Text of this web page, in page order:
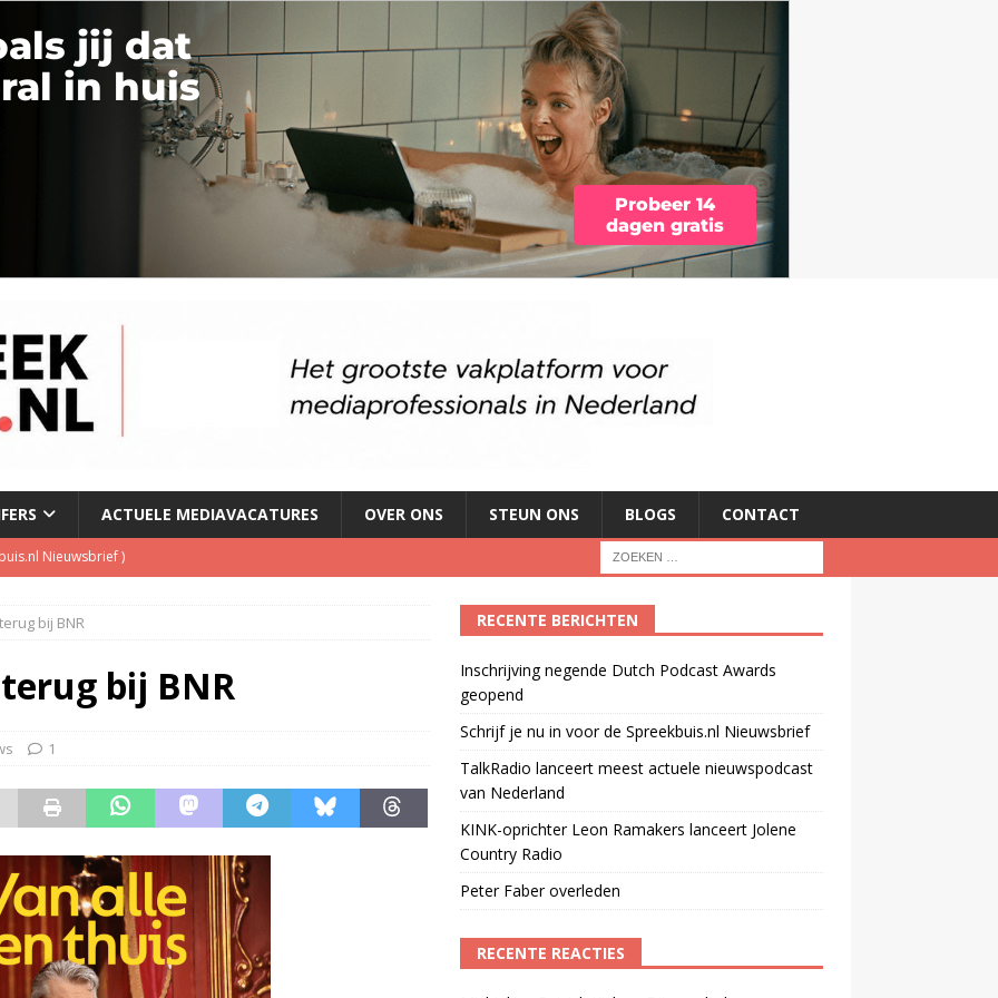
ACTUELE MEDIAVACATURES OVER ONS STEUN ONS BLOGS CONTACT
Nieuwsbrief)
Jolene Country Radio
Awards geopend
bij BNR
bij BNR
1
RECENTE BERICHTEN
Inschrijving negende Dutch Podcast Awards
geopend
Schrijf je nu in voor de Spreekbuis.nl Nieuwsbrief
TalkRadio lanceert meest actuele nieuwspodcast
van Nederland
KINK-oprichter Leon Ramakers lanceert Jolene
Country Radio
Peter Faber overleden
RECENTE REACTIES